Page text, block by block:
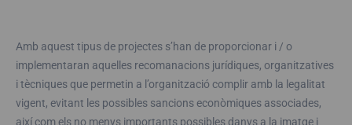
Amb aquest tipus de projectes s’han de proporcionar i / o
implementaran aquelles recomanacions jurídiques, organitzatives
i tècniques que permetin a l’organització complir amb la legalitat
vigent, evitant les possibles sancions econòmiques associades,
així com els no menys importants possibles danys a la imatge i